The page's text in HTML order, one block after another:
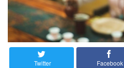
Twitter Facebook